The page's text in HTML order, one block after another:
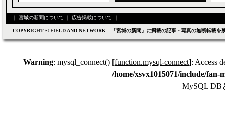
｜ 宮城の新聞について ｜ 広告掲載について ｜
COPYRIGHT ©FIELD AND NETWORK 「宮城の新聞」に掲載の記事・写真の無断転載
Warning: mysql_connect() [function.mysql-connect]: Access
/home/xsvx1015071/include/
MySQL DB